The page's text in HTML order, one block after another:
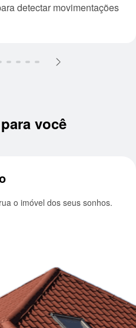
você
o imóvel dos seus sonhos.